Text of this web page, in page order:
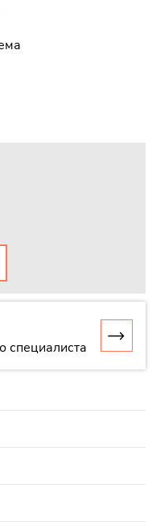
специалиста